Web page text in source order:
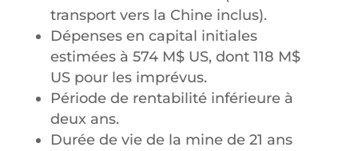
transport vers la Chine inclus).
Dépenses en capital initiales
estimées à 574 M$ US, dont 118 M$
US pour les imprévus.
Période de rentabilité inférieure à
deux ans.
Durée de vie de la mine de 21 ans